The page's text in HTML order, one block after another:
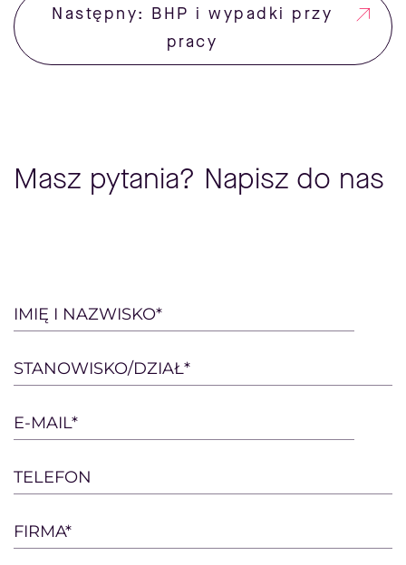
Następny: BHP i wypadki przy
pracy
Masz pytania? Napisz do nas
Please
this
field
empty.
IMIĘ I NAZWISKO*
STANOWISKO/DZIAŁ*
E-MAIL*
TELEFON
FIRMA*